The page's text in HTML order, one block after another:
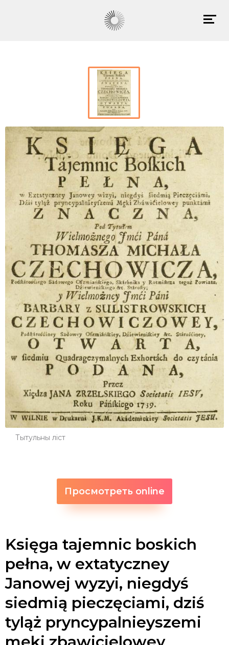
Тытульны ліст
Просмотреть online
Księga tajemnic boskich
pełna, w extatyczney
Janowej wyzyi, niegdyś
siedmią pieczęciami, dziś
tyląż pryncypalnieyszemi